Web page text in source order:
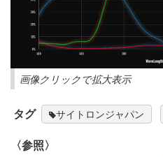
画像クリックで拡大表示
タグ サイトロンジャパン
〈参照〉